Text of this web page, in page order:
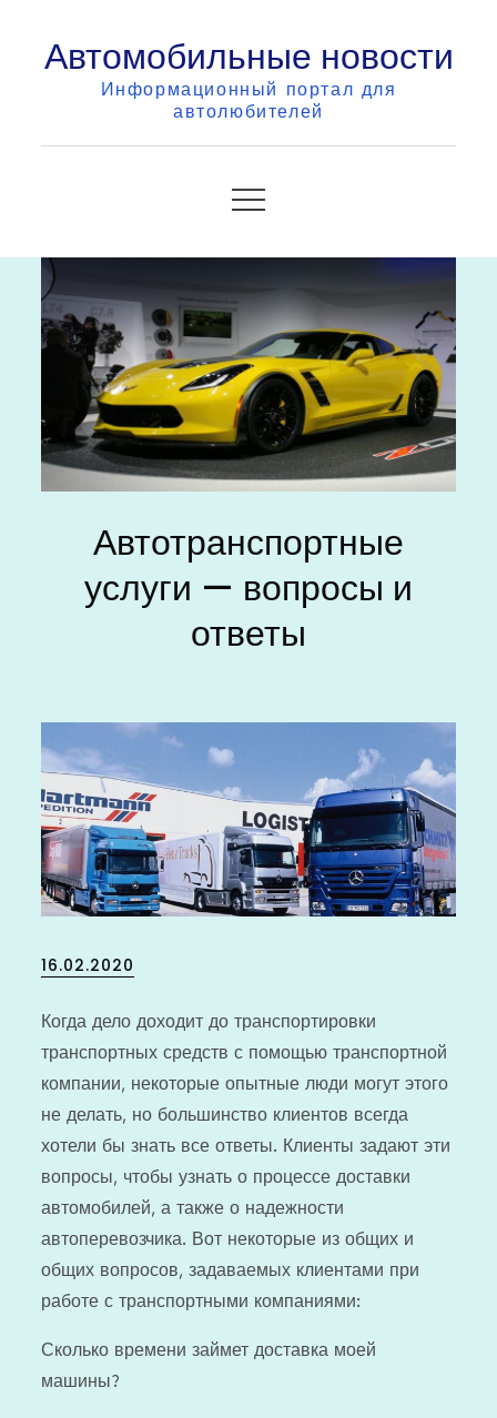
contentАвтомобильные новости
Информационный портал для
автолюбителей
Автотранспортные
услуги — вопросы и
ответы
Posted
16.02.2020
Когда дело доходит до транспортировки
транспортных средств с помощью транспортной
компании, некоторые опытные люди могут этого
не делать, но большинство клиентов всегда
хотели бы знать все ответы. Клиенты задают эти
вопросы, чтобы узнать о процессе доставки
автомобилей, а также о надежности
автоперевозчика. Вот некоторые из общих и
общих вопросов, задаваемых клиентами при
работе с транспортными компаниями:
Сколько времени займет доставка моей
машины?